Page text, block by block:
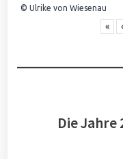
© Ulrike von Wiesenau
« ‹
Die Jahre